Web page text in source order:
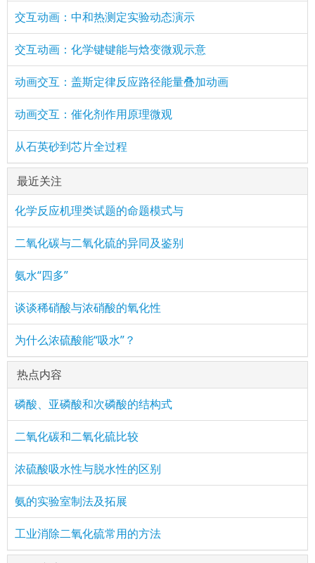
交互动画：中和热测定实验动态演示
交互动画：化学键键能与焓变微观示意
动画交互：盖斯定律反应路径能量叠加动画
动画交互：催化剂作用原理微观
从石英砂到芯片全过程
最近关注
化学反应机理类试题的命题模式与
二氧化碳与二氧化硫的异同及鉴别
氨水“四多”
谈谈稀硝酸与浓硝酸的氧化性
为什么浓硫酸能“吸水”？
热点内容
磷酸、亚磷酸和次磷酸的结构式
二氧化碳和二氧化硫比较
浓硫酸吸水性与脱水性的区别
氨的实验室制法及拓展
工业消除二氧化硫常用的方法